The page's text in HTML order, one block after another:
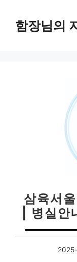
함장님의
삼육서
| 병실